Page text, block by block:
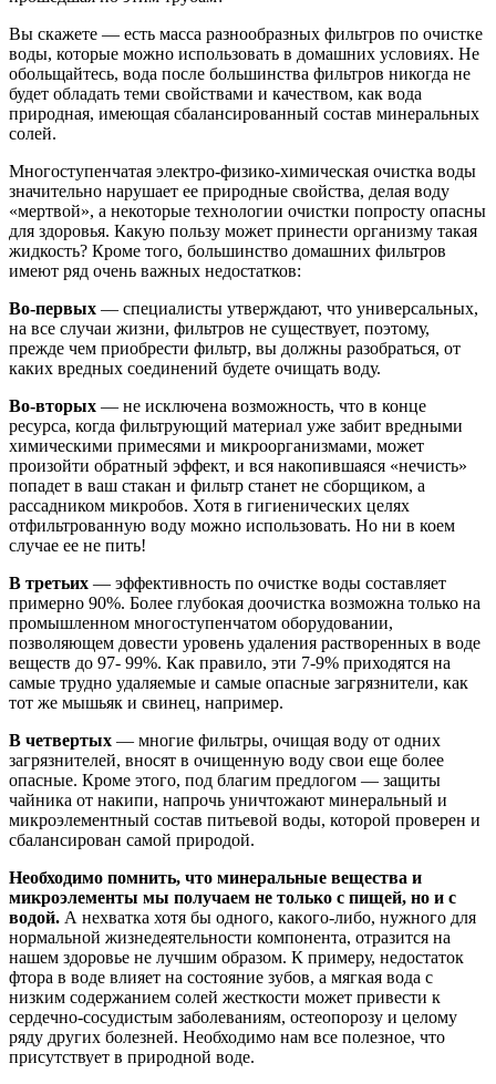
Вы скажете — есть масса разнообразных фильтров по очистке
воды, которые можно использовать в домашних условиях. Не
обольщайтесь, вода после большинства фильтров никогда не
будет обладать теми свойствами и качеством, как вода
природная, имеющая сбалансированный состав минеральных
солей.
Многоступенчатая электро-физико-химическая очистка воды
значительно нарушает ее природные свойства, делая воду
«мертвой», а некоторые технологии очистки попросту опасны
для здоровья. Какую пользу может принести организму такая
жидкость? Кроме того, большинство домашних фильтров
имеют ряд очень важных недостатков:
Во-первых — специалисты утверждают, что универсальных,
на все случаи жизни, фильтров не существует, поэтому,
прежде чем приобрести фильтр, вы должны разобраться, от
каких вредных соединений будете очищать воду.
Во-вторых — не исключена возможность, что в конце
ресурса, когда фильтрующий материал уже забит вредными
химическими примесями и микроорганизмами, может
произойти обратный эффект, и вся накопившаяся «нечисть»
попадет в ваш стакан и фильтр станет не сборщиком, а
рассадником микробов. Хотя в гигиенических целях
отфильтрованную воду можно использовать. Но ни в коем
случае ее не пить!
В третьих — эффективность по очистке воды составляет
примерно 90%. Более глубокая доочистка возможна только на
промышленном многоступенчатом оборудовании,
позволяющем довести уровень удаления растворенных в воде
веществ до 97- 99%. Как правило, эти 7-9% приходятся на
самые трудно удаляемые и самые опасные загрязнители, как
тот же мышьяк и свинец, например.
В четвертых — многие фильтры, очищая воду от одних
загрязнителей, вносят в очищенную воду свои еще более
опасные. Кроме этого, под благим предлогом — защиты
чайника от накипи, напрочь уничтожают минеральный и
микроэлементный состав питьевой воды, которой проверен и
сбалансирован самой природой.
Необходимо помнить, что минеральные вещества и
микроэлементы мы получаем не только с пищей, но и с
водой. А нехватка хотя бы одного, какoго-либо, нужного для
нормальной жизнедеятельности компонента, отразится на
нашем здоровье не лучшим образом. К примеру, недостаток
фтора в воде влияет на состояние зубов, а мягкая вода с
низким содержанием солей жесткости может привести к
сердечно-сосудистым заболеваниям, остеопорозу и целому
ряду других болезней. Необходимо нам все полезное, что
присутствует в природной воде.